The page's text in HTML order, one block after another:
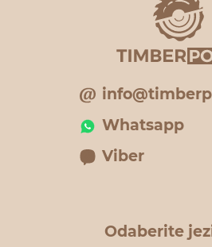
Whatsapp
Viber
Odaberite